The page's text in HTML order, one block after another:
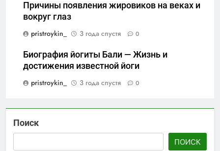
Причины появления жировиков на веках и
вокруг глаз
pristroykin_
3 года спустя 0
Биография йогиты Бали — Жизнь и
достижения известной йоги
pristroykin_
3 года спустя 0
Поиск
ПОИСК